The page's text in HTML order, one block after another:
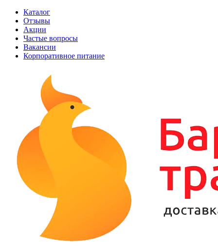
Каталог
Отзывы
Акции
Частые вопросы
Вакансии
Корпоративное питание